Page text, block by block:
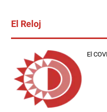
El Reloj
El